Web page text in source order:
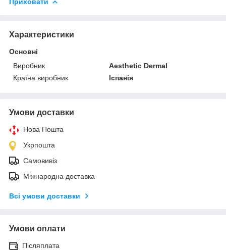
Характеристики
Основні
Виробник
Aesthetic Dermal
Країна виробник
Іспанія
Умови доставки
Нова Пошта
Укрпошта
Самовивіз
Міжнародна доставка
Всі умови доставки
Умови оплати
Післяплата